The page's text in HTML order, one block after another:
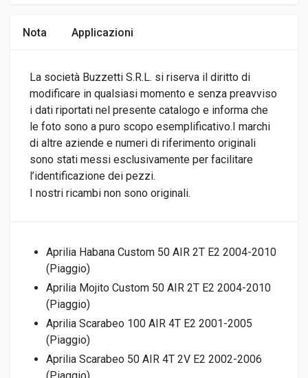
Nota Applicazioni
La società Buzzetti S.R.L. si riserva il diritto di
modificare in qualsiasi momento e senza preavviso
i dati riportati nel presente catalogo e informa che
le foto sono a puro scopo esemplificativo.I marchi
di altre aziende e numeri di riferimento originali
sono stati messi esclusivamente per facilitare
l’identificazione dei pezzi.
I nostri ricambi non sono originali.
Aprilia Habana Custom 50 AIR 2T E2 2004-2010
(Piaggio)
Aprilia Mojito Custom 50 AIR 2T E2 2004-2010
(Piaggio)
Aprilia Scarabeo 100 AIR 4T E2 2001-2005
(Piaggio)
Aprilia Scarabeo 50 AIR 4T 2V E2 2002-2006